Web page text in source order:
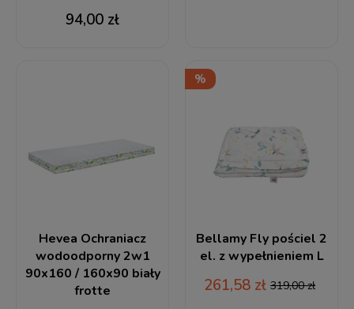
94,00 zł
Hevea Ochraniacz
wodoodporny 2w1
90x160 / 160x90 biały
frotte
Bellamy Fly pościel 2
el. z wypełnieniem L
261,58 zł 319,00 zł